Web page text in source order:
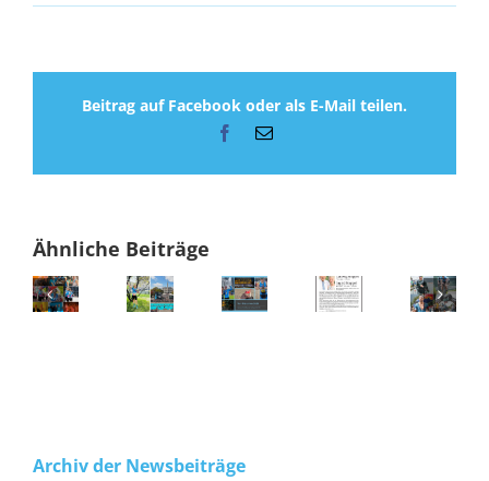
Beitrag auf Facebook oder als E-Mail teilen.
Facebook
E-
Ähnliche Beiträge
Archiv der Newsbeiträge